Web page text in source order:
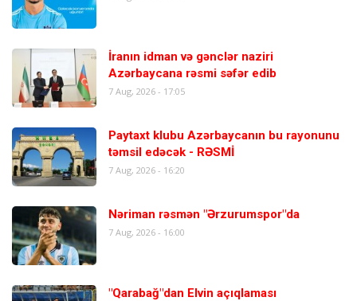
İranın idman və gənclər naziri
Azərbaycana rəsmi səfər edib
7 Aug, 2026 - 17:05
Paytaxt klubu Azərbaycanın bu rayonunu
təmsil edəcək - RƏSMİ
7 Aug, 2026 - 16:20
Nəriman rəsmən "Ərzurumspor"da
7 Aug, 2026 - 16:00
"Qarabağ"dan Elvin açıqlaması